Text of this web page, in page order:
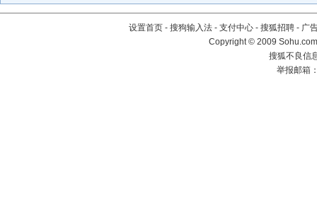
设置首页 - 搜狗输入法 - 支付中心 - 搜狐招聘 - 广
Copyright © 2009
搜狐不良信
举报邮箱